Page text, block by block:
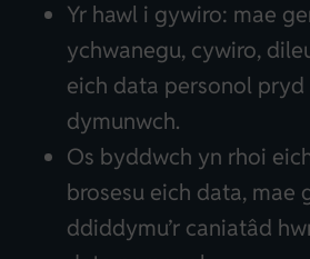
Yr hawl i gywiro: mae
ychwanegu, cywiro,
eich data personol
dymunwch.
Os byddwch yn rhoi
brosesu eich data, mae
ddiddymu’r caniatâd